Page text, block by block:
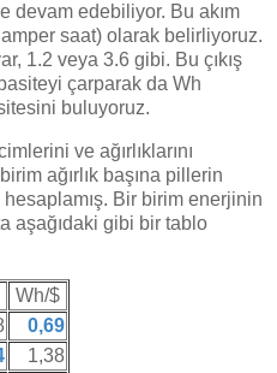
devam edebiliyor. Bu akım
saat) olarak belirliyoruz.
1.2 veya 3.6 gibi. Bu çıkış
çarparak da Wh
buluyoruz.
ve ağırlıklarını
ağırlık başına pillerin
Bir birim enerjinin
aşağıdaki gibi bir tablo
Wh/$
0,69
1,38